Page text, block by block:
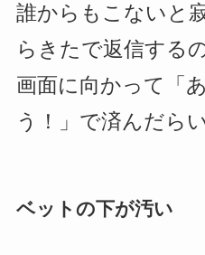
誰からもこないと
らきたで返信する
画面に向かって「
う！」で済んだら
ベットの下が汚い